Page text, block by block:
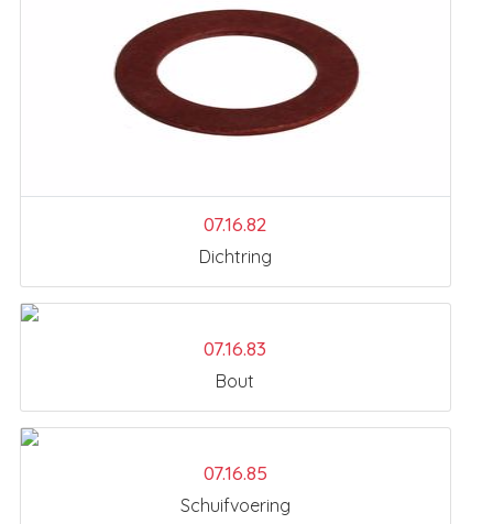
07.16.82
Dichtring
07.16.83
Bout
07.16.85
Schuifvoering